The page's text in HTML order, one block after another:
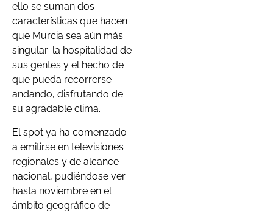
ello se suman dos
características que hacen
que Murcia sea aún más
singular: la hospitalidad de
sus gentes y el hecho de
que pueda recorrerse
andando, disfrutando de
su agradable clima.
El spot ya ha comenzado
a emitirse en televisiones
regionales y de alcance
nacional, pudiéndose ver
hasta noviembre en el
ámbito geográfico de